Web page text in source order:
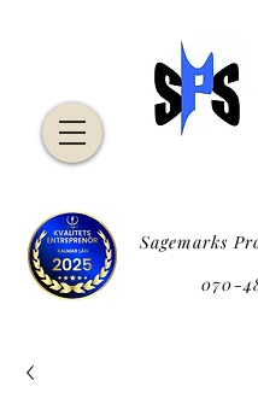
Sagemarks
070-
P